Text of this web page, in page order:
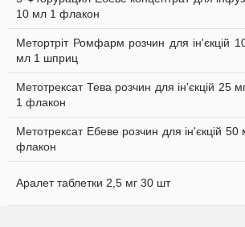
10 мл 1 флакон
Метортріт Ромфарм розчин для ін'єкцій
мл 1 шприц
Метотрексат Тева розчин для ін'єкцій 25
1 флакон
Метотрексат Ебеве розчин для ін'єкцій 50
флакон
Аралет таблетки 2,5 мг 30 шт